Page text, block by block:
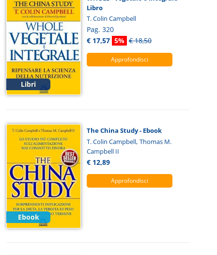
Libri
Libro
T. Colin Campbell
Pag. 320
€ 17,57 5% € 18,50
Approfondisci
Ebook
The China Study - Ebook
T. Colin Campbell, Thomas M.
Campbell II
€ 12,89
Approfondisci